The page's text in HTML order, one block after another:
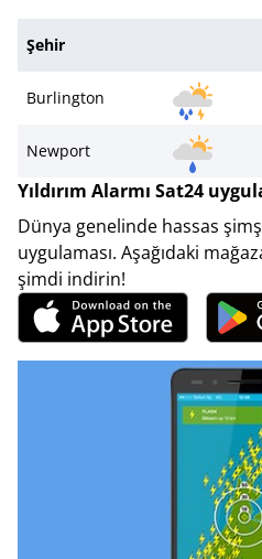
Şehir
Burlington
Newport
Yıldırım Alarmı Sat24
Dünya genelinde hassas
uygulaması. Aşağıdaki
şimdi indirin!